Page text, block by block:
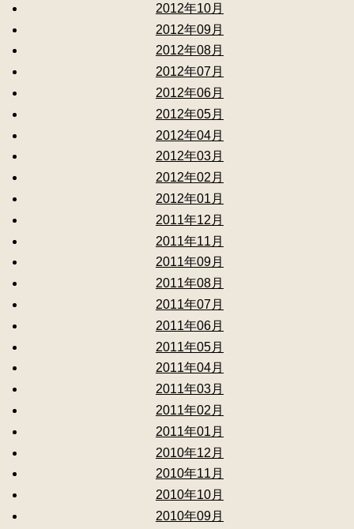
2012年10月
2012年09月
2012年08月
2012年07月
2012年06月
2012年05月
2012年04月
2012年03月
2012年02月
2012年01月
2011年12月
2011年11月
2011年09月
2011年08月
2011年07月
2011年06月
2011年05月
2011年04月
2011年03月
2011年02月
2011年01月
2010年12月
2010年11月
2010年10月
2010年09月